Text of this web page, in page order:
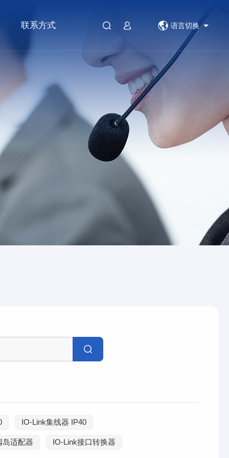
联系方式 语言切换
IO-Link集线器 IP40
岛适配器 IO-Link接口转换器